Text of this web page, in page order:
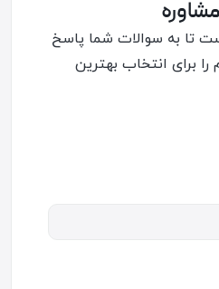
تا به سوالات شما پاسخ
را برای انتخاب بهترین